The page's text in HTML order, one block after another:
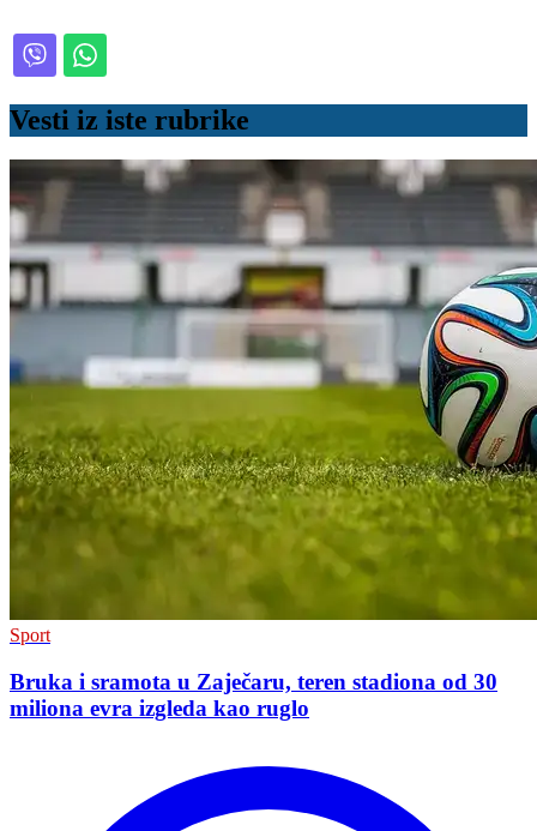
Vesti iz iste rubrike
Sport
Bruka i sramota u Zaječaru, teren stadiona od 30
miliona evra izgleda kao ruglo